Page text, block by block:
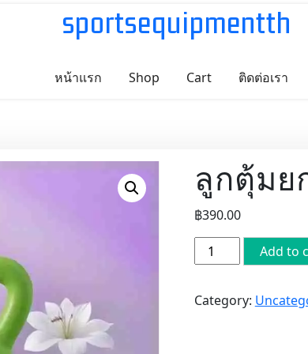
sportsequipmentth
หน้าแรก Shop Cart ติดต่อเรา
ลูกตุ้มย
฿390.00
ลูก
ตุ้ม
า
Add to
Category: